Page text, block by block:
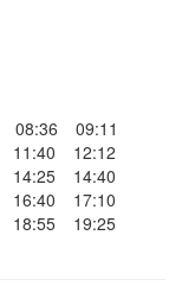
08:36
09:11
11:40
12:12
14:25
14:40
16:40
17:10
18:55
19:25